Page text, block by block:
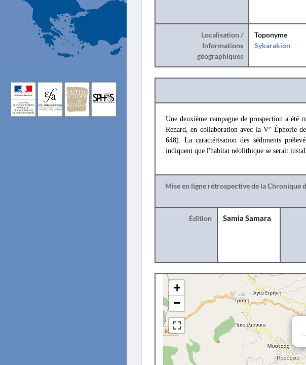
Localisation /
Informations
géographiques
Toponyme
Sykarakion
Une deuxième campagne de prospection a été
Renard, en collaboration avec la Ve Éphorie
648). La caractérisation des sédiments
indiquent que l'habitat néolithique se serait
Mise en ligne rétrospective de la Chronique
Édition Samia Samara
+
−